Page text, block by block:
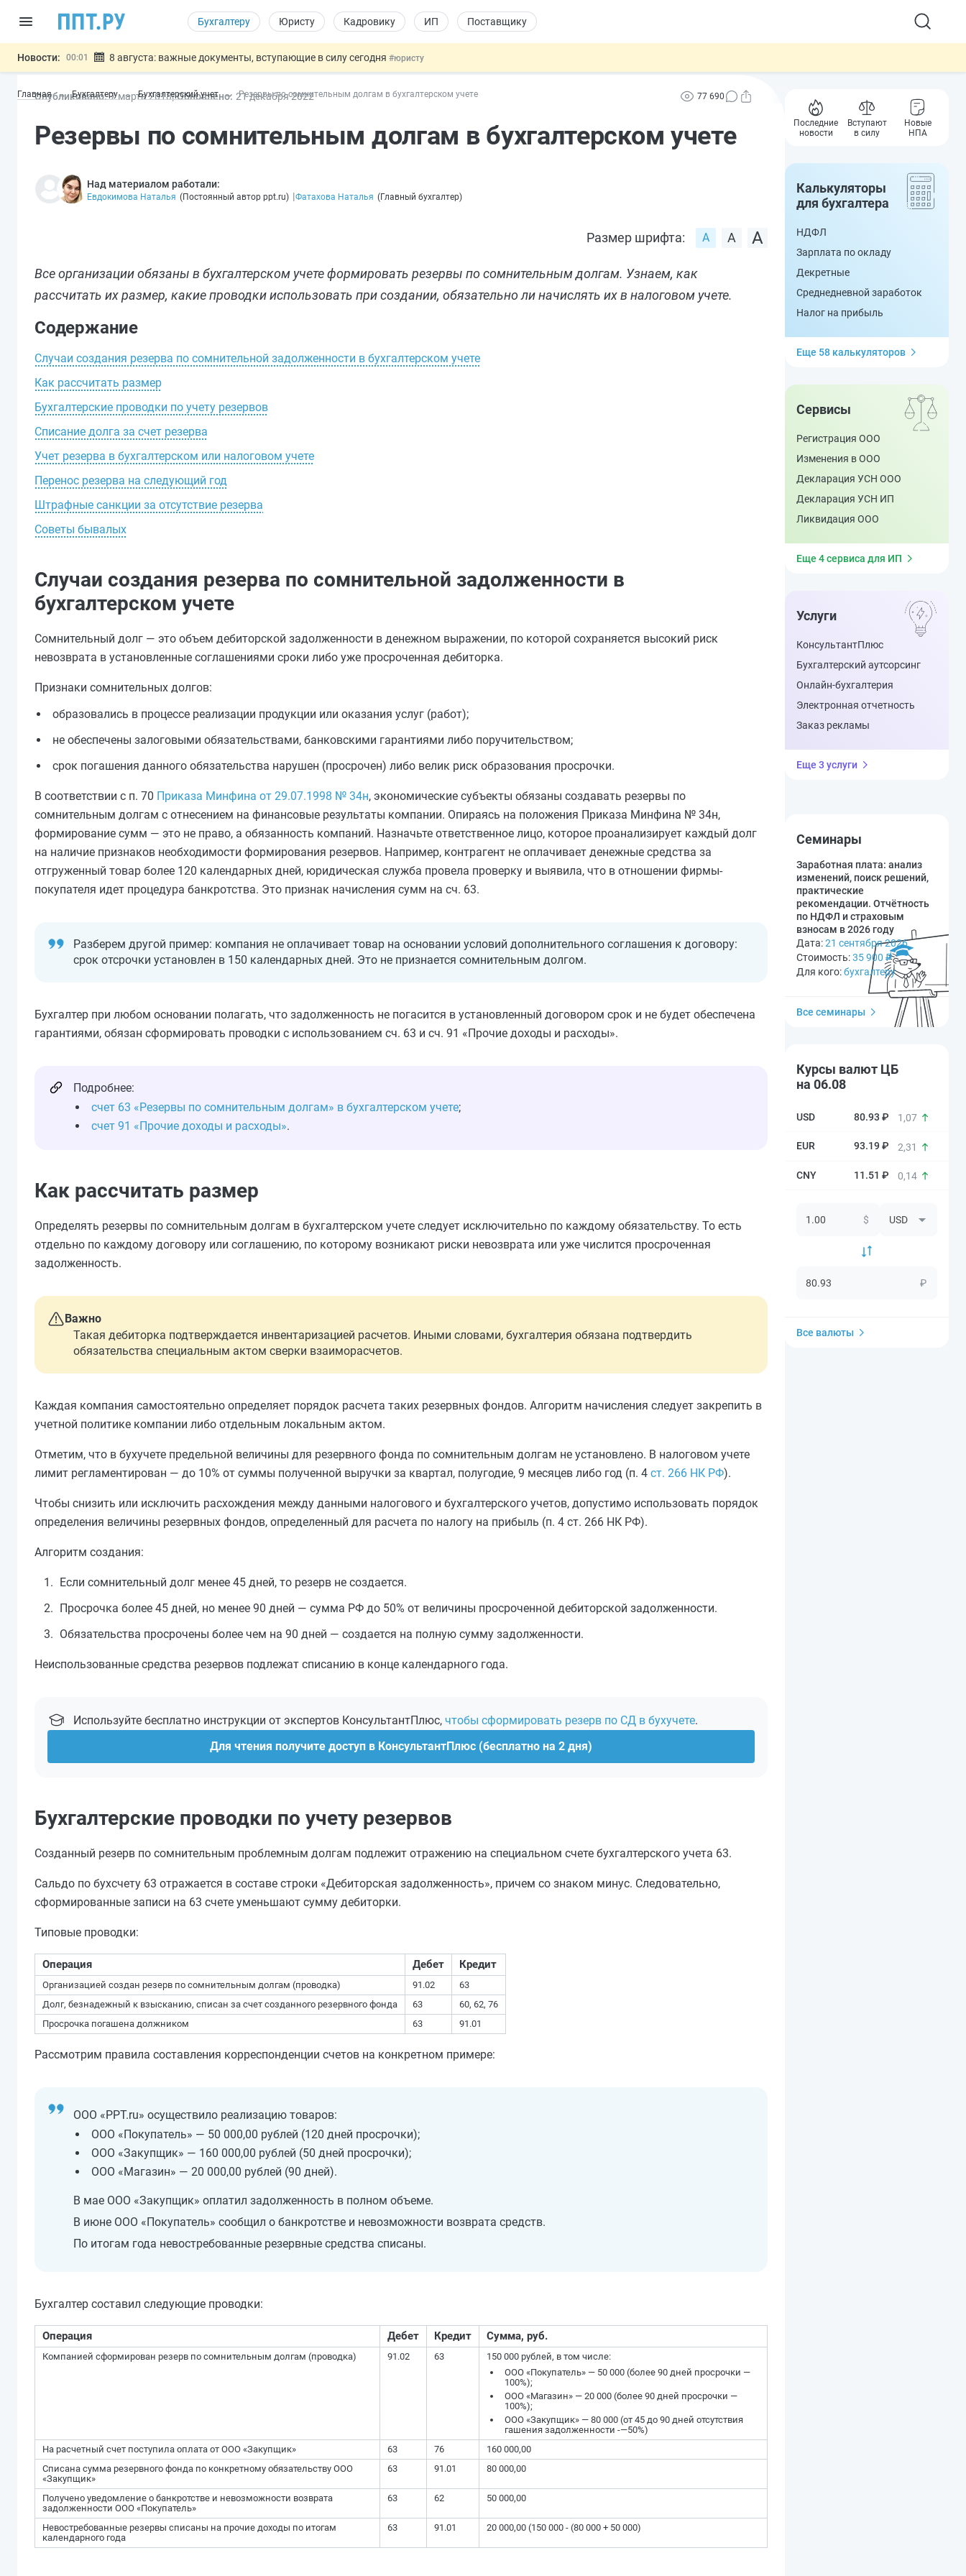
Бухгалтеру Юристу Кадровику ИП Поставщику
Новости: 00:01 8 августа: важные документы, вступающие в силу сегодня #юристу
07.08 Дистанционную работу беременных пропишут в ТК РФ#кадровику
07.08
Важно Разработают единые критерии трудовых и ГПХ-отношений#кадровику
Главная Бухгалтеру Бухгалтерский учет Резервы по сомнительным долгам в бухгалтерском учете
Опубликовано: 7 марта2018 Обновлено: 21 декабря2022 77 690
Резервы по сомнительным долгам в бухгалтерском учете
Над материалом работали:
Евдокимова Наталья (Постоянный автор ppt.ru) |Фатахова Наталья (Главный бухгалтер)
Размер шрифта:
Все организации обязаны в бухгалтерском учете формировать резервы по сомнительным долгам. Узнаем, как
рассчитать их размер, какие проводки использовать при создании, обязательно ли начислять их в налоговом учете.
Содержание
Случаи создания резерва по сомнительной задолженности в бухгалтерском учете
Как рассчитать размер
Бухгалтерские проводки по учету резервов
Списание долга за счет резерва
Учет резерва в бухгалтерском или налоговом учете
Перенос резерва на следующий год
Штрафные санкции за отсутствие резерва
Советы бывалых
Случаи создания резерва по сомнительной задолженности в
бухгалтерском учете
Сомнительный долг — это объем дебиторской задолженности в денежном выражении, по которой сохраняется высокий риск
невозврата в установленные соглашениями сроки либо уже просроченная дебиторка.
Признаки сомнительных долгов:
образовались в процессе реализации продукции или оказания услуг (работ);
не обеспечены залоговыми обязательствами, банковскими гарантиями либо поручительством;
срок погашения данного обязательства нарушен (просрочен) либо велик риск образования просрочки.
В соответствии с п. 70 Приказа Минфина от 29.07.1998 № 34н, экономические субъекты обязаны создавать резервы по
сомнительным долгам с отнесением на финансовые результаты компании. Опираясь на положения Приказа Минфина № 34н,
формирование сумм — это не право, а обязанность компаний. Назначьте ответственное лицо, которое проанализирует каждый долг
на наличие признаков необходимости формирования резервов. Например, контрагент не оплачивает денежные средства за
отгруженный товар более 120 календарных дней, юридическая служба провела проверку и выявила, что в отношении фирмы-
покупателя идет процедура банкротства. Это признак начисления сумм на сч. 63.
Разберем другой пример: компания не оплачивает товар на основании условий дополнительного соглашения к договору:
срок отсрочки установлен в 150 календарных дней. Это не признается сомнительным долгом.
Бухгалтер при любом основании полагать, что задолженность не погасится в установленный договором срок и не будет обеспечена
гарантиями, обязан сформировать проводки с использованием сч. 63 и сч. 91 «Прочие доходы и расходы».
Подробнее:
счет 63 «Резервы по сомнительным долгам» в бухгалтерском учете;
счет 91 «Прочие доходы и расходы».
Как рассчитать размер
Определять резервы по сомнительным долгам в бухгалтерском учете следует исключительно по каждому обязательству. То есть
отдельно по каждому договору или соглашению, по которому возникают риски невозврата или уже числится просроченная
задолженность.
Важно
Такая дебиторка подтверждается инвентаризацией расчетов. Иными словами, бухгалтерия обязана подтвердить
обязательства специальным актом сверки взаиморасчетов.
Каждая компания самостоятельно определяет порядок расчета таких резервных фондов. Алгоритм начисления следует закрепить в
учетной политике компании либо отдельным локальным актом.
Отметим, что в бухучете предельной величины для резервного фонда по сомнительным долгам не установлено. В налоговом учете
лимит регламентирован — до 10% от суммы полученной выручки за квартал, полугодие, 9 месяцев либо год (п. 4 ст. 266 НК РФ).
Чтобы снизить или исключить расхождения между данными налогового и бухгалтерского учетов, допустимо использовать порядок
определения величины резервных фондов, определенный для расчета по налогу на прибыль (п. 4 ст. 266 НК РФ).
Алгоритм создания:
Если сомнительный долг менее 45 дней, то резерв не создается.
Просрочка более 45 дней, но менее 90 дней — сумма РФ до 50% от величины просроченной дебиторской задолженности.
Обязательства просрочены более чем на 90 дней — создается на полную сумму задолженности.
Неиспользованные средства резервов подлежат списанию в конце календарного года.
Используйте бесплатно инструкции от экспертов КонсультантПлюс, чтобы сформировать резерв по СД в бухучете.
Для чтения получите доступ в КонсультантПлюс (бесплатно на 2 дня)
Бухгалтерские проводки по учету резервов
Созданный резерв по сомнительным проблемным долгам подлежит отражению на специальном счете бухгалтерского учета 63.
Сальдо по бухсчету 63 отражается в составе строки «Дебиторская задолженность», причем со знаком минус. Следовательно,
сформированные записи на 63 счете уменьшают сумму дебиторки.
Типовые проводки:
Операция Дебет Кредит
Организацией создан резерв по сомнительным долгам (проводка) 91.02
63
Долг, безнадежный к взысканию, списан за счет созданного резервного фонда
63
60, 62, 76
Просрочка погашена должником
63 91.01
Рассмотрим правила составления корреспонденции счетов на конкретном примере:
ООО «PPT.ru» осуществило реализацию товаров:
ООО «Покупатель» — 50 000,00 рублей (120 дней просрочки);
ООО «Закупщик» — 160 000,00 рублей (50 дней просрочки);
ООО «Магазин» — 20 000,00 рублей (90 дней).
В мае ООО «Закупщик» оплатил задолженность в полном объеме.
В июне ООО «Покупатель» сообщил о банкротстве и невозможности возврата средств.
По итогам года невостребованные резервные средства списаны.
Бухгалтер составил следующие проводки:
Операция Дебет Кредит Сумма, руб.
Компанией сформирован резерв по сомнительным долгам (проводка) 91.02 63
150 000 рублей, в том числе:
ООО «Покупатель» — 50 000 (более 90 дней просрочки —
100%);
ООО «Магазин» — 20 000 (более 90 дней просрочки —
100%);
ООО «Закупщик» — 80 000 (от 45 до 90 дней отсутствия
гашения задолженности -—50%)
На расчетный счет поступила оплата от ООО «Закупщик»
63 76
160 000,00
Списана сумма резервного фонда по конкретному обязательству ООО
«Закупщик»
63 91.01 80 000,00
Получено уведомление о банкротстве и невозможности возврата
задолженности ООО «Покупатель»
63 62 50 000,00
Невостребованные резервы списаны на прочие доходы по итогам
календарного года
63 91.01 20 000,00 (150 000 - (80 000 + 50 000)
Последние
новости
Вступают
в силу
Новые
НПА
Калькуляторы
для бухгалтера
НДФЛ
Зарплата по окладу
Декретные
Среднедневной заработок
Налог на прибыль
Еще 58 калькуляторов
Сервисы
Регистрация ООО
Изменения в ООО
Декларация УСН ООО
Декларация УСН ИП
Ликвидация ООО
Еще 4 сервиса для ИП
Услуги
КонсультантПлюс
Бухгалтерский аутсорсинг
Онлайн-бухгалтерия
Электронная отчетность
Заказ рекламы
Еще 3 услуги
Семинары
Заработная плата: анализ
изменений, поиск решений,
практические
рекомендации. Отчётность
по НДФЛ и страховым
взносам в 2026 году
Дата:21 сентября 2026
Стоимость:35 900 ₽
Для кого:бухгалтеру
Все семинары
Курсы валют ЦБ
на 06.08
80.93 ₽ 1,07
93.19 ₽ 2,31
11.51 ₽ 0,14
$
₽
Все валюты